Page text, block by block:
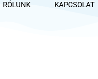
RÓLUNK KAPCSOLAT